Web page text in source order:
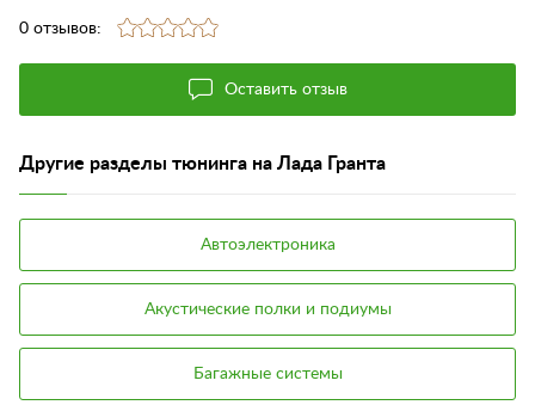
0 отзывов:
Оставить отзыв
Другие разделы тюнинга на Лада Гранта
Автоэлектроника
Акустические полки и подиумы
Багажные системы